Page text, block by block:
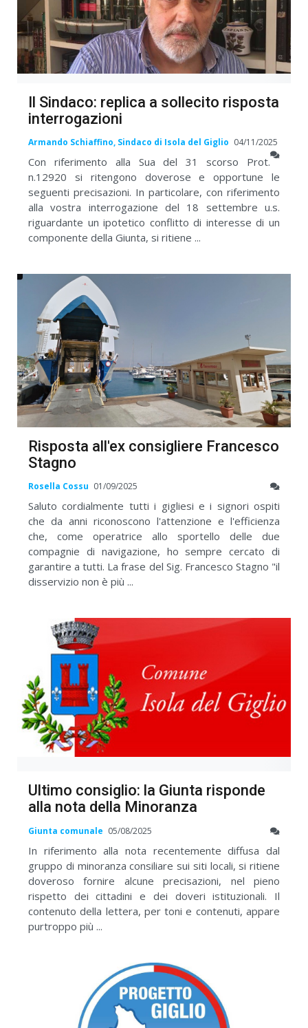
Il Sindaco: replica a sollecito risposta
interrogazioni
Armando Schiaffino, Sindaco di Isola del Giglio 04/11/2025
Con riferimento alla Sua del 31 scorso Prot.
n.12920 si ritengono doverose e opportune le
seguenti precisazioni. In particolare, con riferimento
alla vostra interrogazione del 18 settembre u.s.
riguardante un ipotetico conflitto di interesse di un
componente della Giunta, si ritiene ...
Risposta all'ex consigliere Francesco
Stagno
Rosella Cossu 01/09/2025
Saluto cordialmente tutti i gigliesi e i signori ospiti
che da anni riconoscono l'attenzione e l'efficienza
che, come operatrice allo sportello delle due
compagnie di navigazione, ho sempre cercato di
garantire a tutti. La frase del Sig. Francesco Stagno "il
disservizio non è più ...
Ultimo consiglio: la Giunta risponde
alla nota della Minoranza
Giunta comunale 05/08/2025
In riferimento alla nota recentemente diffusa dal
gruppo di minoranza consiliare sui siti locali, si ritiene
doveroso fornire alcune precisazioni, nel pieno
rispetto dei cittadini e dei doveri istituzionali. Il
contenuto della lettera, per toni e contenuti, appare
purtroppo più ...